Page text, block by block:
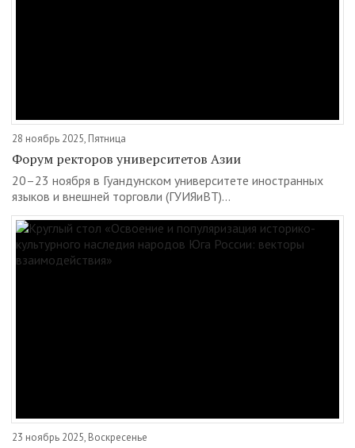
28 ноябрь 2025, Пятница
Форум ректоров университетов Азии
20–23 ноября в Гуандунском университете иностранных
языков и внешней торговли (ГУИЯиВТ)...
23 ноябрь 2025, Воскресенье